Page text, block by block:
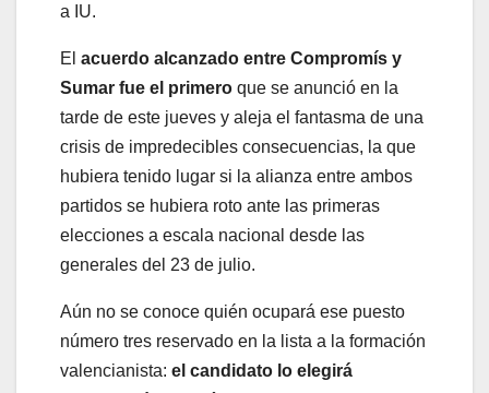
a IU.
El acuerdo alcanzado entre Compromís y
Sumar fue el primero que se anunció en la
tarde de este jueves y aleja el fantasma de una
crisis de impredecibles consecuencias, la que
hubiera tenido lugar si la alianza entre ambos
partidos se hubiera roto ante las primeras
elecciones a escala nacional desde las
generales del 23 de julio.
Aún no se conoce quién ocupará ese puesto
número tres reservado en la lista a la formación
valencianista: el candidato lo elegirá